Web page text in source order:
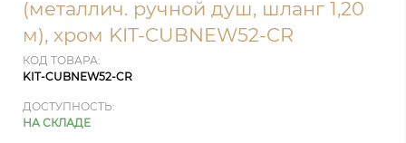
(металлич. ручной душ, шланг 1,20
м), хром KIT-CUBNEW52-CR
КОД ТОВАРА:
KIT-CUBNEW52-CR
ДОСТУПНОСТЬ:
НА СКЛАДЕ